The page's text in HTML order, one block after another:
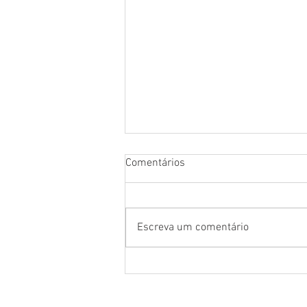
Comentários
Escreva um comentário